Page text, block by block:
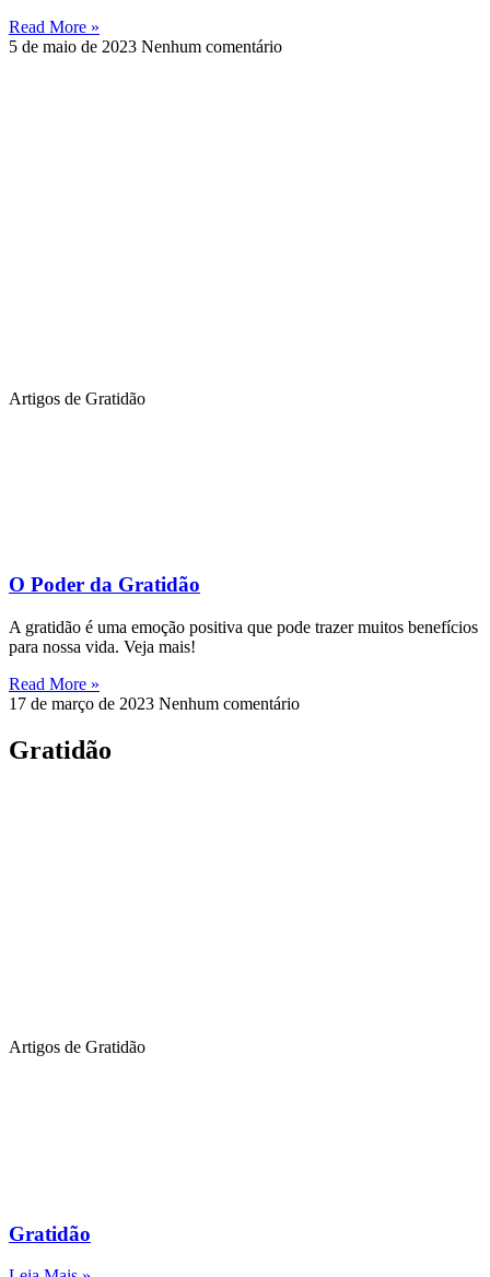
Read More »
5 de maio de 2023 Nenhum comentário
Artigos de Gratidão
O Poder da Gratidão
A gratidão é uma emoção positiva que pode trazer muitos benefícios
para nossa vida. Veja mais!
Read More »
17 de março de 2023 Nenhum comentário
Gratidão
Artigos de Gratidão
Gratidão